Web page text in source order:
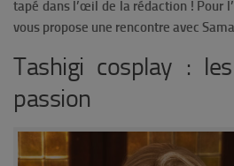
tapé dans l’œil de la rédaction ! Pour
vous propose une rencontre avec
Tashigi cosplay :
passion